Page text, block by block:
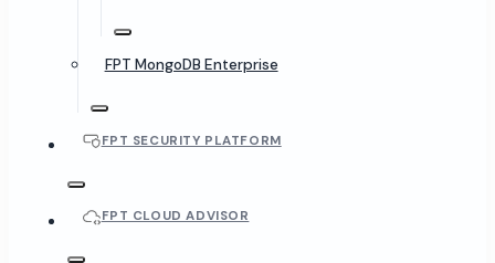
FPT MongoDB Enterprise
FPT SECURITY PLATFORM
FPT CLOUD ADVISOR